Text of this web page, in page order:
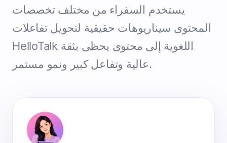
يستخدم السفراء من مختلف تخصصات
المحتوى سيناريوهات حقيقية لتحويل تفاعلات
HelloTalk اللغوية إلى محتوى يحظى بثقة
عالية وتفاعل كبير ونمو مستمر.